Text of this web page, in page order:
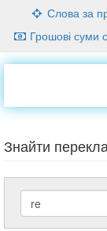
Слова за
Грошові суми
Знайти